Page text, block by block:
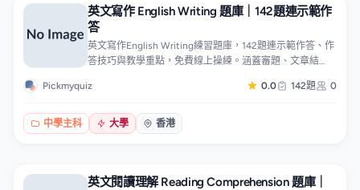
英文寫作 English Writing 題庫｜142題連示範作
答
英文寫作English Writing練習題庫，142題連示範作答、作
答技巧與教學重點，免費線上操練。涵蓋審題、文章結
附高分示範答案與常見扣分位分析。適合準備各類公開試
弱項專題操練，逐篇對照範文改進。
Pickmyquiz 0.0 142題 0
中學主科 大學 香港
英文閱讀理解 Reading Comprehension 題庫｜